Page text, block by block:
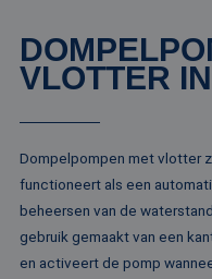
VLOTTER
Dompelpompen met vlotter
functioneert als een
beheersen van de
gebruik gemaakt van een
en activeert de pomp
MR
IDE